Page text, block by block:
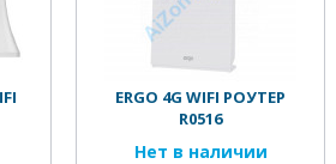
ERGO 4G WIFI РОУТЕР
R0516
Нет в наличии